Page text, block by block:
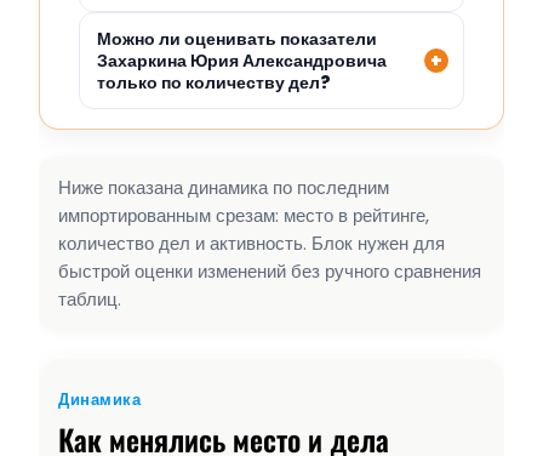
Можно ли оценивать показатели
Захаркина Юрия Александровича
только по количеству дел?
Ниже показана динамика по последним
импортированным срезам: место в рейтинге,
количество дел и активность. Блок нужен для
быстрой оценки изменений без ручного сравнения
таблиц.
Динамика
Как менялись место и дела